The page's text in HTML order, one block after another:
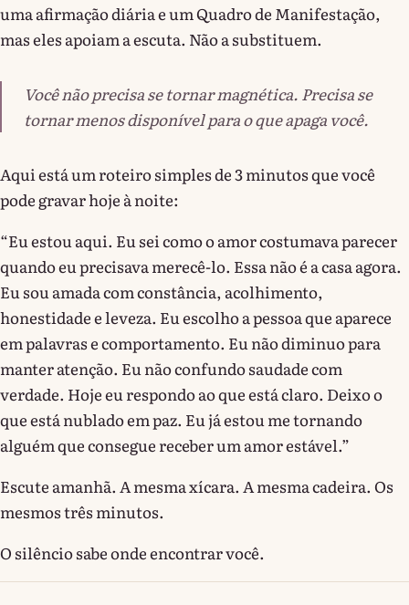
uma afirmação diária e um Quadro de Manifestação,
mas eles apoiam a escuta. Não a substituem.
Você não precisa se tornar magnética. Precisa se
tornar menos disponível para o que apaga você.
Aqui está um roteiro simples de 3 minutos que você
pode gravar hoje à noite:
“Eu estou aqui. Eu sei como o amor costumava parecer
quando eu precisava merecê-lo. Essa não é a casa agora.
Eu sou amada com constância, acolhimento,
honestidade e leveza. Eu escolho a pessoa que aparece
em palavras e comportamento. Eu não diminuo para
manter atenção. Eu não confundo saudade com
verdade. Hoje eu respondo ao que está claro. Deixo o
que está nublado em paz. Eu já estou me tornando
alguém que consegue receber um amor estável.”
Escute amanhã. A mesma xícara. A mesma cadeira. Os
mesmos três minutos.
O silêncio sabe onde encontrar você.